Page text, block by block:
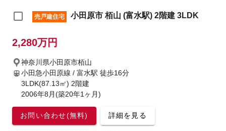
売戸建住宅 小田原市 栢山 (富水駅) 2階建 3LDK
2,280万円
神奈川県小田原市栢山
小田急小田原線 / 富水駅 徒歩16分
3LDK(87.13㎡) 2階建
2006年8月(築20年1ヶ月)
お問い合わせ(無料) 詳細を見る